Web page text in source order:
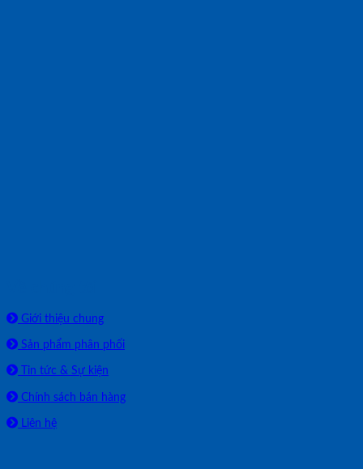
Giới thiệu chung
Sản phẩm phân phối
Tin tức & Sự kiện
Chính sách bán hàng
Liên hệ